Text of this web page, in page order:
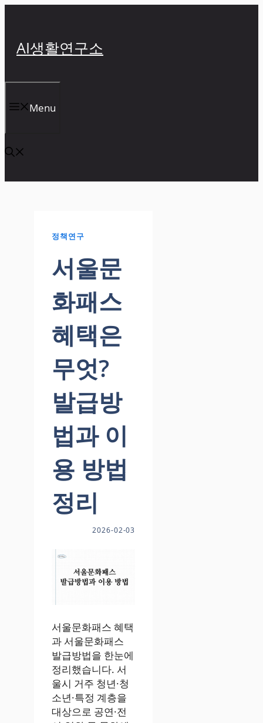
너
기
AI생활연구소
Menu
정책연구
서울문
화패스
혜택은
무엇?
발급방
법과 이
용 방법
정리
2026-02-03
서울문화패스 혜택
과 서울문화패스
발급방법을 한눈에
정리했습니다. 서
울시 거주 청년·청
소년·특정 계층을
대상으로 공연·전